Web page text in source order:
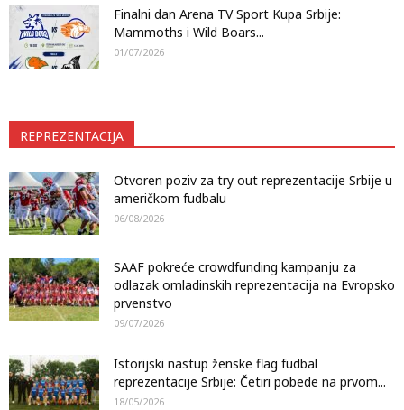
Finalni dan Arena TV Sport Kupa Srbije:
Mammoths i Wild Boars...
01/07/2026
REPREZENTACIJA
Otvoren poziv za try out reprezentacije Srbije u
američkom fudbalu
06/08/2026
SAAF pokreće crowdfunding kampanju za
odlazak omladinskih reprezentacija na Evropsko
prvenstvo
09/07/2026
Istorijski nastup ženske flag fudbal
reprezentacije Srbije: Četiri pobede na prvom...
18/05/2026